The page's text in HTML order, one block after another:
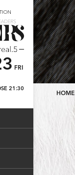
FRI
21:30
HOME